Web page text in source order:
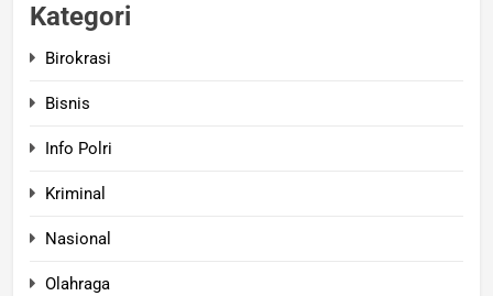
Kategori
Birokrasi
Bisnis
Info Polri
Kriminal
Nasional
Olahraga